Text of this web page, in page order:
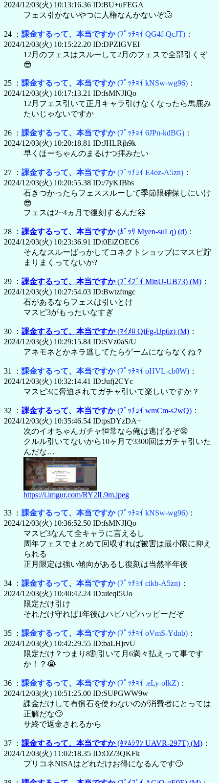
2024/12/03(火) 10:13:16.36 ID:BU+uFEGA
フェス引かないやつに人権なんかないぞ🥴
24 ： 課金するって、本当ですか(ﾌﾟｯﾁｮｲ QG4f-QcJT) ：
2024/12/03(火) 10:15:22.20 ID:DPZIGVEI
12月のフェスはスルーして2月のフェスで全部引くぞ
😎
25 ： 課金するって、本当ですか(ﾌﾟｯﾁｮｲ kNSw-wg96) ：
2024/12/03(火) 10:17:13.21 ID:fsMNJIQo
12月フェス引いて正月キャラ引けなくなったら馬鹿み
たいじゃないですか
26 ： 課金するって、本当ですか(ﾌﾟｯﾁｮｲ 6JPn-kdBG) ：
2024/12/03(火) 10:20:18.81 ID:JHLRjh9k
早くほーちゃんのまるけつ拝みたい
27 ： 課金するって、本当ですか(ﾌﾟｯﾁｮｲ E4oz-A5zn) ：
2024/12/03(火) 10:20:55.38 ID:/7yKJBbs
石きつかったらフェススルーして季節限確保しにいけ
😎
フェスは2~4ヵ月で復刻するんだ🤗
28 ： 課金するって、本当ですか(ｶﾞｯｻ Myen-suLq) (d) ：
2024/12/03(火) 10:23:36.91 ID:0EiZOEC6
そんなスルーばっかしてコネクトショッブにマスピ貯
まりまくってないか?
29 ： 課金するって、本当ですか(ﾌﾞｲﾌﾞｲ MlnU-UB73) (M) ：
2024/12/03(火) 10:27:54.03 ID:Bwtzfmgc
石があるならフェスは引いとけ
マスピ3がもったいなすぎ
30 ： 課金するって、本当ですか(ﾏｲﾒﾛ QiFg-Up6z) (M) ：
2024/12/03(火) 10:29:15.84 ID:SVz0aS/U
アネモネとかネラ逃してたらゲームにならなくね？
31 ： 課金するって、本当ですか(ﾌﾟｯﾁｮｲ oHVL-cb0W) ：
2024/12/03(火) 10:32:14.41 ID:Jufj2CYc
マスピ3に脅迫されてガチャ引いて楽しいですか？
32 ： 課金するって、本当ですか(ﾌﾟｯﾁｮｲ wmCm-s2wQ) ：
2024/12/03(火) 10:35:46.54 ID:psDYzDA+
次のイオちゃんガチャ恒常なら俺は逃げるぞ😡
クルル引いてないから10ヶ月で3300回はガチャ引いた
んだな…
https://i.imgur.com/RY2lL9m.jpeg
33 ： 課金するって、本当ですか(ﾌﾟｯﾁｮｲ kNSw-wg96) ：
2024/12/03(火) 10:36:52.50 ID:fsMNJIQo
マスピ3なんて全キャラに言えるし
周年フェスでまとめて回収すれば被害は最小限に抑え
られる
正月限定は強い傾向があるし復刻は当然半年後
34 ： 課金するって、本当ですか(ﾌﾟｯﾁｮｲ cikb-A5zn) ：
2024/12/03(火) 10:40:42.24 ID:uieqI5Uo
限定だけ引け
それだけ守れば1年後はハピハピハッピーだぞ
35 ： 課金するって、本当ですか(ﾌﾟｯﾁｮｲ oVmS-Ydnb) ：
2024/12/03(火) 10:42:29.55 ID:baLHjrvU
限定だけ？つまり8割引いて月6満々払えって事です
か！？😭
36 ： 課金するって、本当ですか(ﾌﾟｯﾁｮｲ .eLy-oIkZ) ：
2024/12/03(火) 10:51:25.00 ID:SUPGWW9w
課金だけして有償石を使わないのが消費者にとっては
正解だな🙄
サ終で返金されるから
37 ： 課金するって、本当ですか(ﾀﾏﾑｼﾜﾝ UAVR-297T) (M) ：
2024/12/03(火) 11:02:18.35 ID:OZ/3QKFk
プリコネNISAはどれだけお得になるんです🙄